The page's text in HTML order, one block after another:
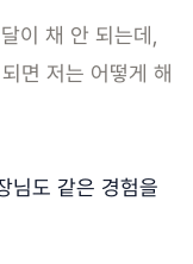
이 채 안 되는데,
면 저는 어떻게 해
님도 같은 경험을